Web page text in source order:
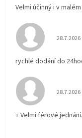
Velmi účinný i v
28.7.2026
rychlé dodání do
28.7.2026
+ Velmi férové jednání.